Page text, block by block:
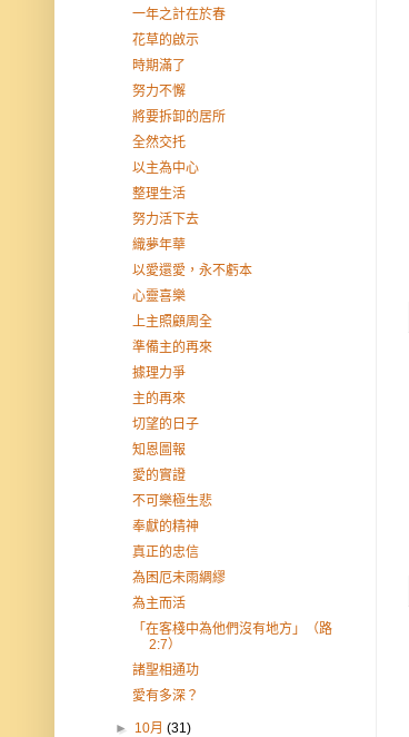
一年之計在於春
花草的啟示
時期滿了
努力不懈
將要拆卸的居所
全然交托
以主為中心
整理生活
努力活下去
織夢年華
以愛還愛，永不虧本
心靈喜樂
上主照顧周全
準備主的再來
據理力爭
主的再來
切望的日子
知恩圖報
愛的實證
不可樂極生悲
奉獻的精神
真正的忠信
為困厄未雨綢繆
為主而活
「在客棧中為他們沒有地方」（路
2:7）
諸聖相通功
愛有多深？
► 10月(31)